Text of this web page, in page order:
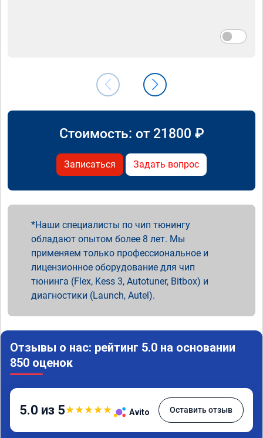
Стоимость: от 21800 ₽
Записаться Задать вопрос
Наши специалисты по чип тюнингу
обладают опытом более 8 лет. Мы
применяем только профессиональное и
лицензионное оборудование для чип
тюнинга (Flex, Kess 3, Autotuner, Bitbox) и
диагностики (Launch, Autel).
Отзывы о нас: рейтинг 5.0 на основании
850 оценок
5.0 из 5★★★★★ Avito Оставить отзыв